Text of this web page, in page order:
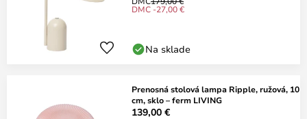
DMC -27,00 €
Na sklade
Prenosná stolová lampa Ripple, ružová, 10
cm, sklo – ferm LIVING
139,00 €